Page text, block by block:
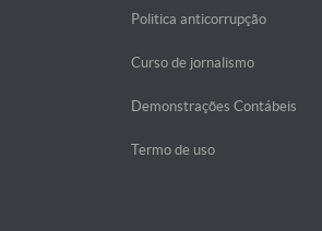
Politica anticorrupção
Curso de jornalismo
Demonstrações Contábeis
Termo de uso